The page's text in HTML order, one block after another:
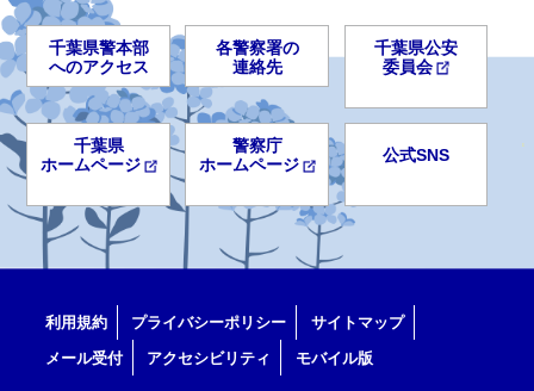
千葉県警本部
へのアクセス
各警察署の
連絡先
千葉県公安
委員会
千葉県
ホームページ
警察庁
ホームページ
公式SNS
利用規約 プライバシーポリシー
サイトマップ
メール受付
アクセシビリティ モバイル版